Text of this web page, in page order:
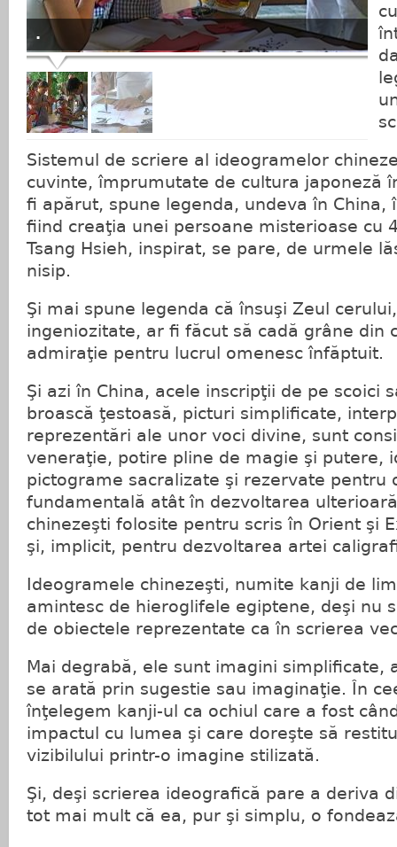
.
Sistemul de scriere al ideogramelor
cuvinte, împrumutate de cultura japoneză
fi apărut, spune legenda, undeva în China,
fiind creaţia unei persoane misterioase cu
Tsang Hsieh, inspirat, se pare, de urmele
nisip.
Şi mai spune legenda că însuşi Zeul
ingeniozitate, ar fi făcut să cadă grâne din
admiraţie pentru lucrul omenesc înfăptuit.
Şi azi în China, acele inscripţii de pe scoici
broască ţestoasă, picturi simplificate,
reprezentări ale unor voci divine, sunt
veneraţie, potire pline de magie şi putere,
pictograme sacralizate şi rezervate pentru
fundamentală atât în dezvoltarea
chinezeşti folosite pentru scris în Orient şi
şi, implicit, pentru dezvoltarea artei
Ideogramele chinezeşti, numite kanji de
amintesc de hieroglifele egiptene, deşi nu
de obiectele reprezentate ca în scrierea
Mai degrabă, ele sunt imagini simplificate,
se arată prin sugestie sau imaginaţie. În
înţelegem kanji-ul ca ochiul care a fost
impactul cu lumea şi care doreşte să
vizibilului printr-o imagine stilizată.
Şi, deşi scrierea ideografică pare a deriva
tot mai mult că ea, pur şi simplu, o